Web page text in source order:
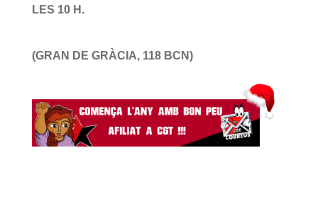
LES 10 H.
(GRAN DE GRÀCIA, 118 BCN)